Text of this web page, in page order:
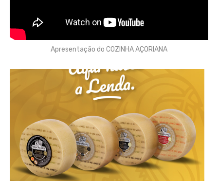
Apresentação do COZINHA AÇORIANA